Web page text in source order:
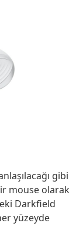
gibi
mouse olarak
Darkfield
yüzeyde